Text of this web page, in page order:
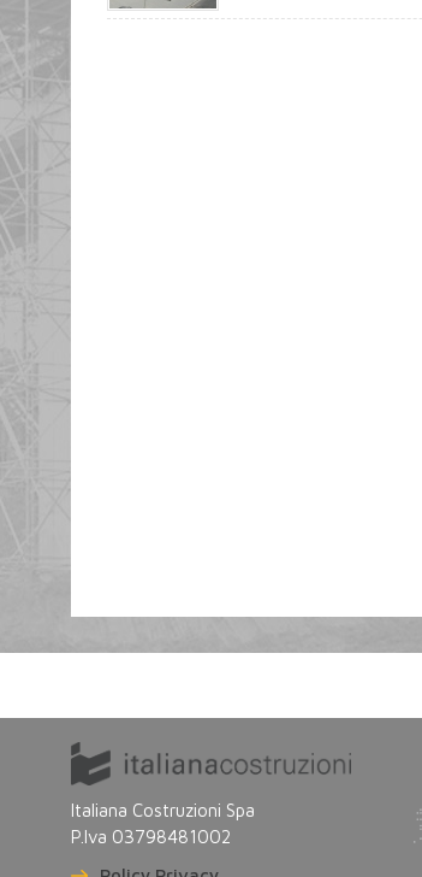
Italiana Costruzioni Spa
P.Iva 03798481002